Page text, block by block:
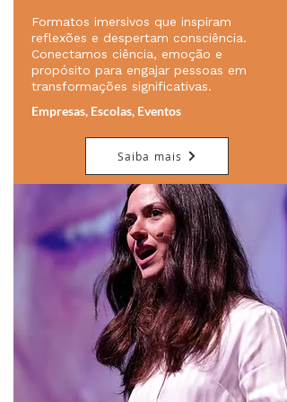
Formatos imersivos que inspiram
reflexões e despertam consciência.
Conectamos ciência, emoção e
propósito para engajar pessoas em
transformações significativas.
Empresas, Escolas, Eventos
Saiba mais